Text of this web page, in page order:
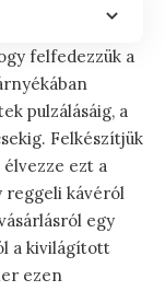
felfedezzük a
pulzálásáig, a
Felkészítjük
ezt a
reggeli kávéról
egy
a kivilágított
ezen